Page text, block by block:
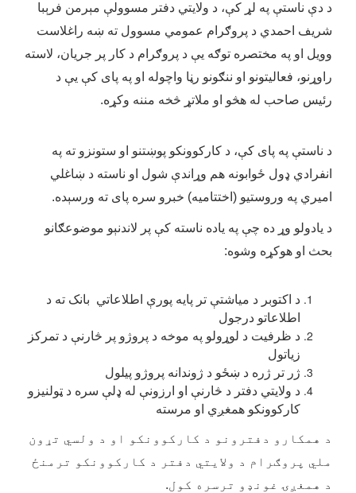
د دې ناستې په لړ کې، د ولایتي دفتر مسوولې مېرمن فرېبا
شریف احمدي د پروګرام عمومي مسوول ته ښه راغلاست
وویل او په مختصره توګه یې د پروګرام د کار پر جریان، لاسته
راوړنو، فعالیتونو او ننګونو رڼا واچوله او په پای کې یې د
رئیس صاحب له هڅو او ملاتړ څخه مننه وکړه.
د ناستې په پای کې، د کارکوونکو پوښتنو او ستونزو ته په
انفرادي ډول ځوابونه هم وړاندې شول او ناسته د ښاغلي
امیري په وروستیو (اختتامیه) خبرو سره پای ته ورسېده.
د یادولو وړ ده چې په یاده ناسته کې پر لاندنېو موضوعګانو
بحث او هوکړه وشوه:
د اکتوبر د میاشتې تر پایه پورې اطلاعاتي بانک ته د
اطلاعاتو درجول
د ظرفیت د لوړولو په موخه د پروژو پر څارنې د تمرکز
زیاتول
ژر تر ژره د ښځو د ژوندانه پروژو پیلول
د ولایتي دفتر د څارنې او ارزونې له ډلې سره د ټولنیزو
کارکوونکو همغږي او مرسته
د همکارو دفترونو د کارکوونکو او د ولسي تړون
ملي پروګرام د ولایتي دفتر د کارکوونکو ترمنځ
د همغږۍ غونډو ترسره کول.